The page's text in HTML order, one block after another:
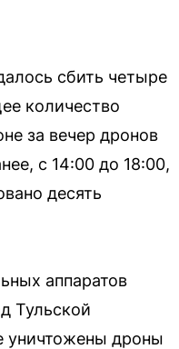
сбить четыре
количество
за вечер дронов
с 14:00 до 18:00,
десять
аппаратов
Тульской
дроны